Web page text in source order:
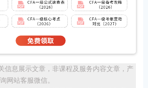
信息展示文章，非课程及服务内容文章，产
网站客服微信。